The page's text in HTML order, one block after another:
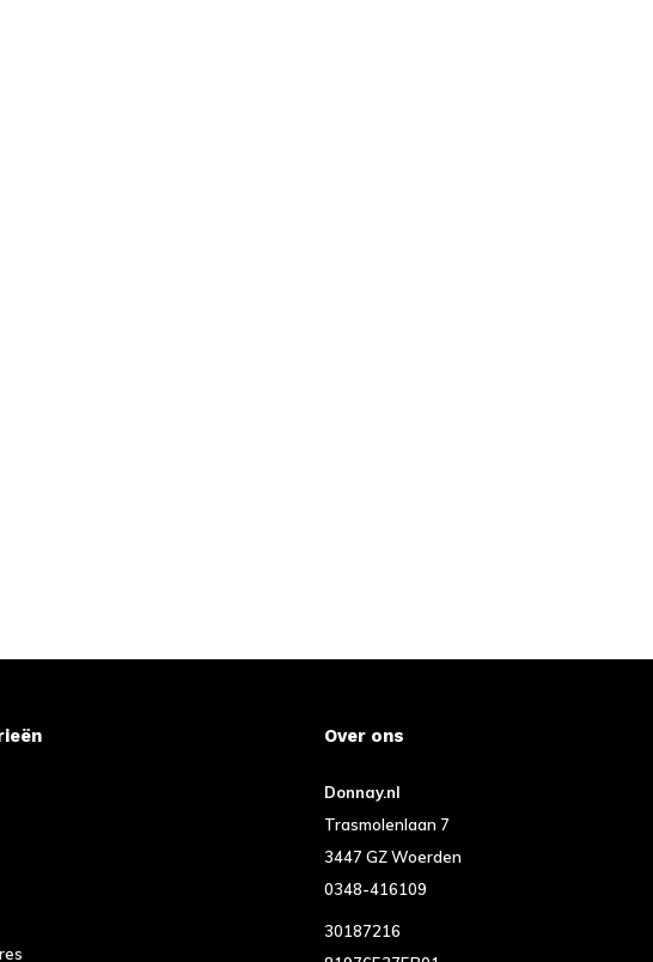
Over ons
Donnay.nl
Trasmolenlaan 7
3447 GZ Woerden
0348-416109
30187216